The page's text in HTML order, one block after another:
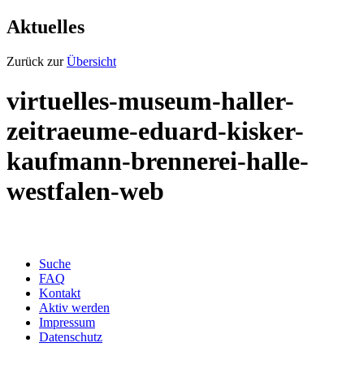
Aktuelles
Zurück zurÜbersicht
virtuelles-museum-haller-
zeitraeume-eduard-kisker-
kaufmann-brennerei-halle-
westfalen-web
Suche
FAQ
Kontakt
Aktiv werden
Impressum
Datenschutz